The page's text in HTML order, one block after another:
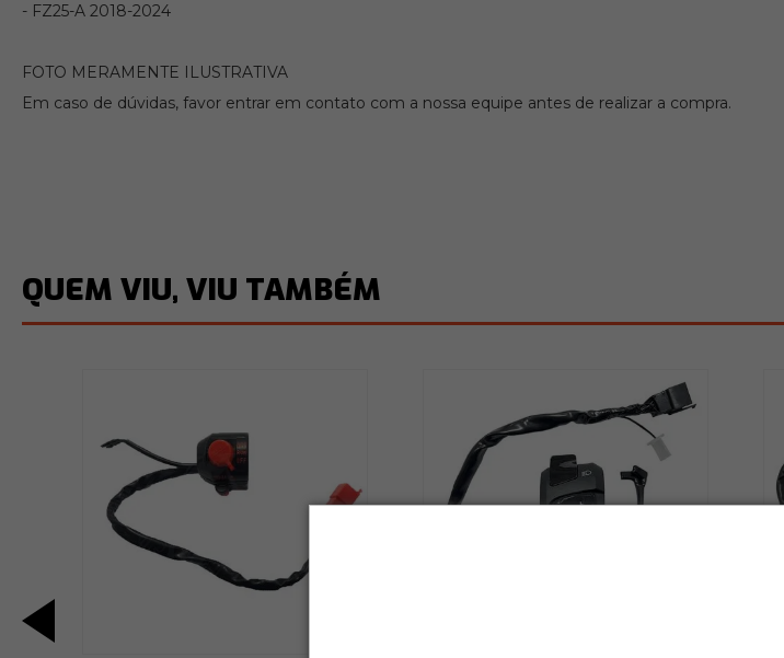
- FZ25-A 2018-2024
FOTO MERAMENTE ILUSTRATIVA
Em caso de dúvidas, favor entrar em contato com a nossa equipe antes de realizar a compra.
QUEM VIU, VIU TAMBÉM